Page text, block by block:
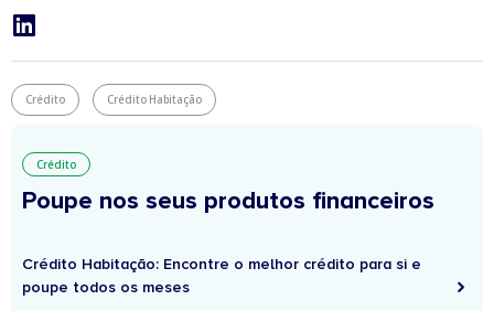
Crédito Crédito Habitação
Crédito
Poupe nos seus produtos financeiros
Crédito Habitação: Encontre o melhor crédito para si e
poupe todos os meses